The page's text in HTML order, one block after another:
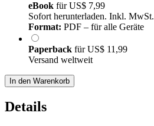
eBook fürUS$ 7,99
Sofort herunterladen. Inkl. MwSt.
Format: PDF – für alle Geräte
Paperback fürUS$ 11,99
Versand weltweit
In den Warenkorb
Details